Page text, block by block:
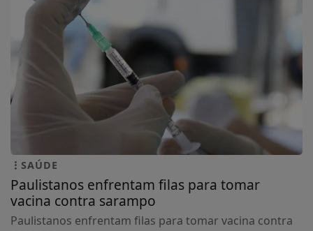
SAÚDE
Paulistanos enfrentam filas para tomar
vacina contra sarampo
Paulistanos enfrentam filas para tomar vacina contra